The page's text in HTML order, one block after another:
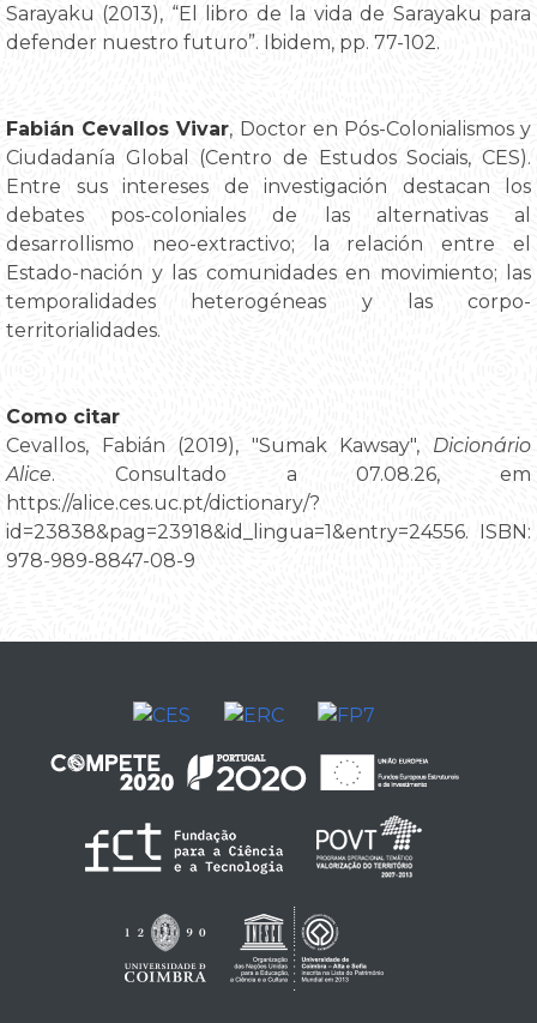
Sarayaku (2013), “El libro de la vida de Sarayaku para
defender nuestro futuro”. Ibidem, pp. 77-102.
Fabián Cevallos Vivar, Doctor en Pós-Colonialismos y
Ciudadanía Global (Centro de Estudos Sociais, CES).
Entre sus intereses de investigación destacan los
debates pos-coloniales de las alternativas al
desarrollismo neo-extractivo; la relación entre el
Estado-nación y las comunidades en movimiento; las
temporalidades heterogéneas y las corpo-
territorialidades.
Como citar
Cevallos, Fabián (2019), "Sumak Kawsay", Dicionário
Alice. Consultado a 07.08.26, em
https://alice.ces.uc.pt/dictionary/?
id=23838&pag=23918&id_lingua=1&entry=24556. ISBN:
978-989-8847-08-9